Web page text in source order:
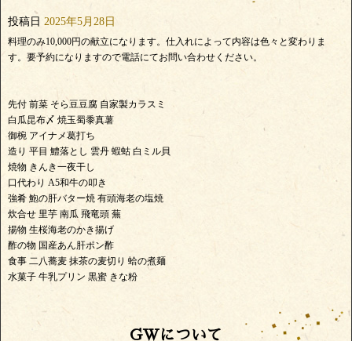
投稿日 2025年5月28日
料理のみ10,000円の献立になります。仕入れによって内容は色々と変わりま
す。要予約になりますので電話にてお問い合わせください。
先付 前菜 そら豆豆腐 自家製カラスミ
白瓜昆布〆 焼玉蜀黍真薯
御椀 アイナメ葛打ち
造り 平目 鱧落とし 雲丹 蝦蛄 白ミル貝
焼物 きんき一夜干し
口代わり A5和牛の叩き
強肴 鮑の肝バター焼 有頭海老の塩焼
炊合せ 里芋 南瓜 飛竜頭 蕪
揚物 生桜海老のかき揚げ
酢の物 国産あん肝ポン酢
食事 二八蕎麦 抹茶の麦切り 蛤の煮麺
水菓子 牛乳プリン 黒蜜 きな粉
GWについて